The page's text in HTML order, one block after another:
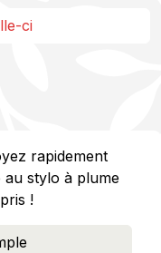
ci
rapidement
stylo à plume
!